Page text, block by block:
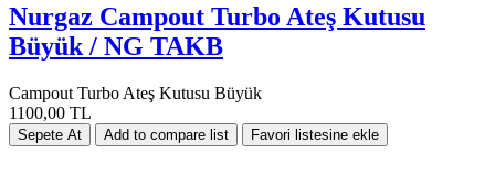
Nurgaz Campout Turbo Ateş Kutusu
Büyük / NG TAKB
Campout Turbo Ateş Kutusu Büyük
1100,00 TL